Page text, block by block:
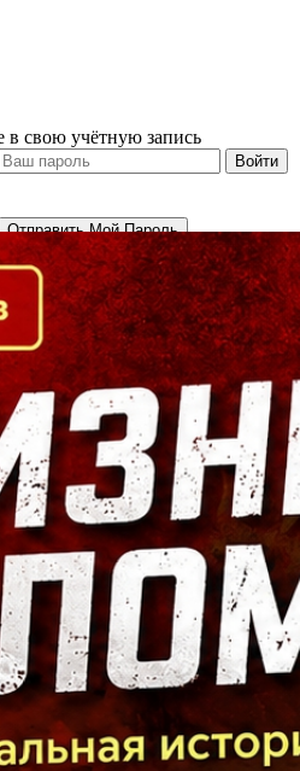
в свою учётную запись
регионе